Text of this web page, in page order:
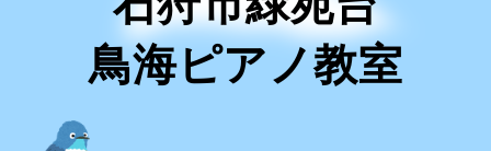
鳥海ピアノ教室